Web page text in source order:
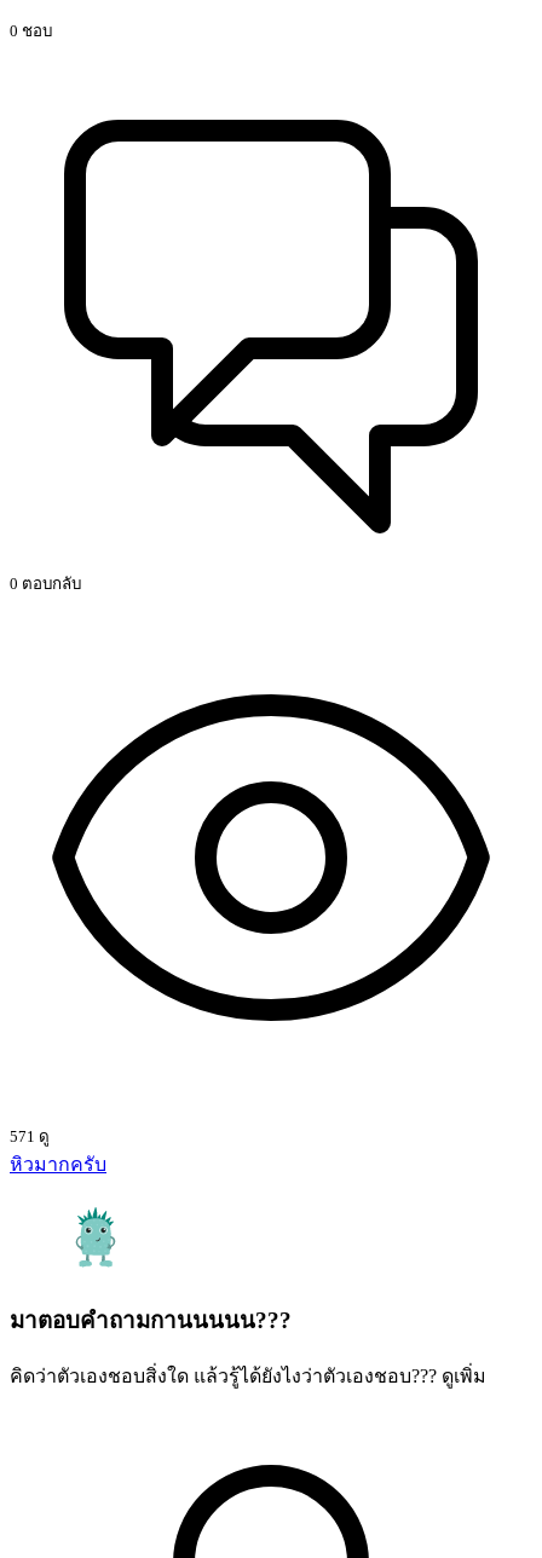
0 ชอบ
0 ตอบกลับ
571 ดู
หิวมากครับ
มาตอบคำถามกานนนนน???
คิดว่าตัวเองชอบสิ่งใด แล้วรู้ได้ยังไงว่าตัวเองชอบ??? ดูเพิ่ม